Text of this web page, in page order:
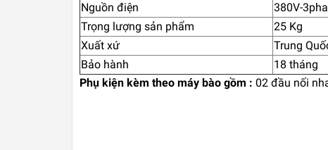
Nguồn điện
380V-3pha
Trọng lượng sản phẩm
25 Kg
Xuất xứ
Trung
Bảo hành
18 tháng
Phụ kiện kèm theo máy bào gồm : 02 đầu nối